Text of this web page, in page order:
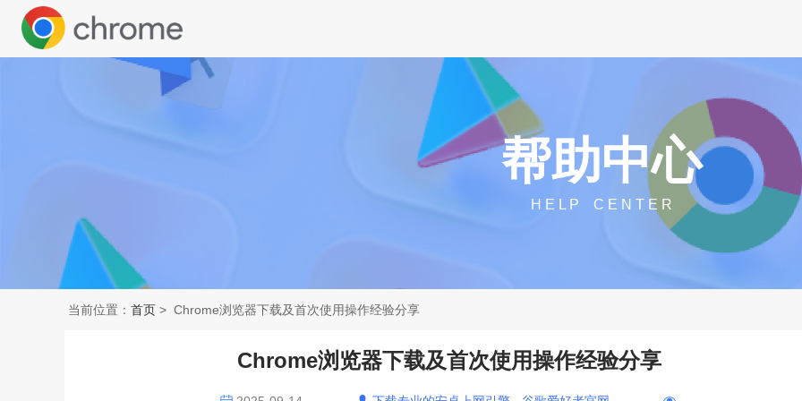
帮助中心
H E L P C E N T E R
当前位置： 首页 > Chrome浏览器下载及首次使用操作经验分享
Chrome浏览器下载及首次使用操作经验分享